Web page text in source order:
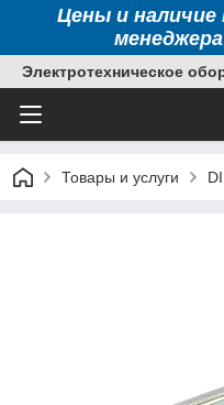
Цены и
менеджера
Электротехническое
Товары и услуги